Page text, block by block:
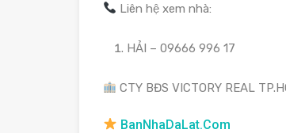
Liên hệ xem nhà:
HẢI – 09666 996 17
CTY BĐS VICTORY REAL
BanNhaDaLat.Com